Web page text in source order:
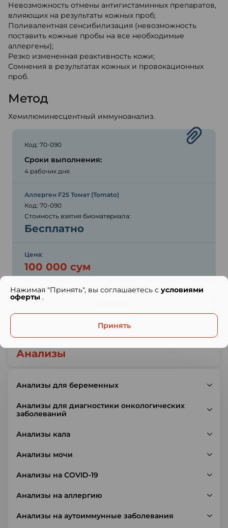
Анализы
Анализы для беременных
Анализы для диагностики онкологических
заболеваний
Анализы кала
Анализы мочи
Анализы на COVID-19
Анализы на аллергию
Анализы на аутоиммунные заболевания
Невозможность отмены антигистаминных препаратов,
влияющих на результаты кожных проб;
Поливалентная сенсибилизация (невозможность
поставить кожные пробы на все необходимые
аллергены);
Резко измененная реактивность кожи;
Сомнения в результатах кожных и провокационных
проб.
Метод
Хемилюминесцентный иммуноанализ.
Код: 70-090
Сроки выполнения:
4 рабочих дня
Аллерген F25 Томат (Tomato)
Код: 70-090
Стоимость взятия биоматериала:
Бесплатно
Цена:
100 000 сум
Нажимая "Принять", вы соглашаетесь с условиями
оферты .
Принять